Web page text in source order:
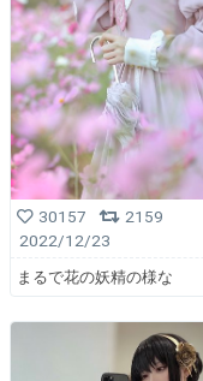
30157
2159
2022/12/23
まるで花の妖精の様な